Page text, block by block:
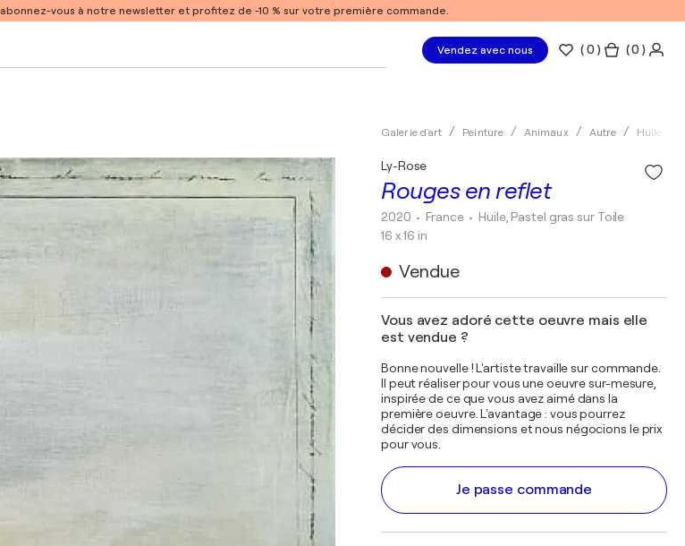
abonnez-vous à notre newsletter et profitez de -10 % sur votre première commande.
Vendez avec nous (0 ) ( 0 )
Galerie d'art Peinture Animaux Autre Huile
Rouges en reflet
Ly-Rose
2020 • France • Huile, Pastel gras sur Toile
16 x 16 in
Vendue
Vous avez adoré cette oeuvre mais elle
est vendue ?
Bonne nouvelle ! L'artiste travaille sur commande.
Il peut réaliser pour vous une oeuvre sur-mesure,
inspirée de ce que vous avez aimé dans la
première oeuvre. L'avantage : vous pourrez
décider des dimensions et nous négocions le prix
pour vous.
Je passe commande